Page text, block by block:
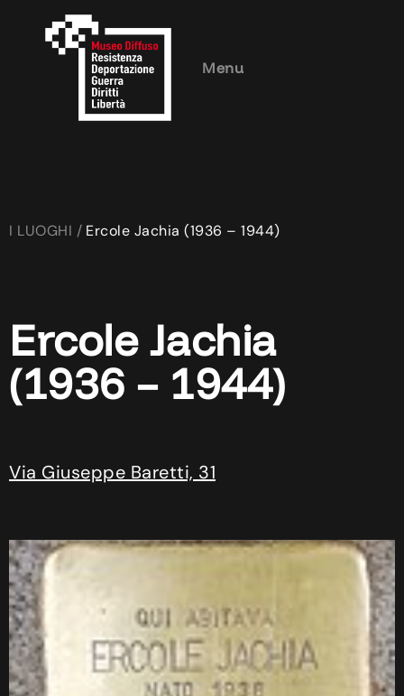
Menu
I LUOGHI / Ercole Jachia (1936 – 1944)
Ercole Jachia
(1936 – 1944)
Via Giuseppe Baretti, 31